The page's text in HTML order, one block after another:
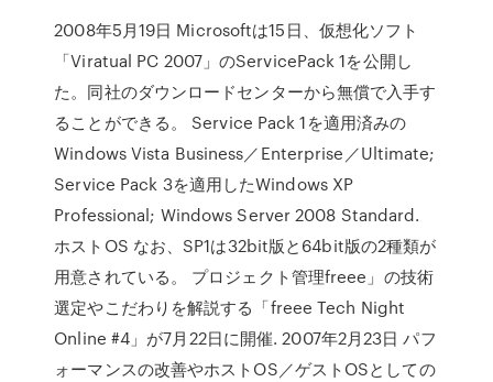
2008年5月19日 Microsoftは15日、仮想化ソフト
「Viratual PC 2007」のServicePack 1を公開し
た。同社のダウンロードセンターから無償で入手す
ることができる。 Service Pack 1を適用済みの
Windows Vista Business／Enterprise／Ultimate;
Service Pack 3を適用したWindows XP
Professional; Windows Server 2008 Standard.
ホストOS なお、SP1は32bit版と64bit版の2種類が
用意されている。 プロジェクト管理freee」の技術
選定やこだわりを解説する「freee Tech Night
Online #4」が7月22日に開催. 2007年2月23日 パフ
ォーマンスの改善やホストOS／ゲストOSとしての